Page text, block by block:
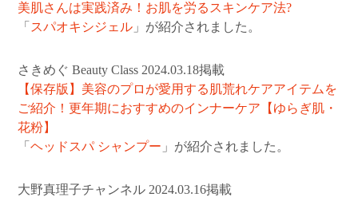
美肌さんは実践済み！お肌を労るスキンケア法?
「 スパオキシジェル 」が紹介されました。
さきめぐ Beauty Class 2024.03.18掲載
【保存版】美容のプロが愛用する肌荒れケアアイテムを
ご紹介！更年期におすすめのインナーケア【ゆらぎ肌・
花粉】
「ヘッドスパ シャンプー 」が紹介されました。
大野真理子チャンネル 2024.03.16掲載